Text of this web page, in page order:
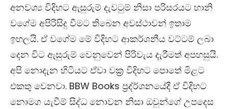
අනවශ්‍ය විදිහට ඇසුරුම් දැවටුම් නිසා පරිසරයට හානි
වගේම අපිරිසිදු වීමට තිබෙන අවස්ථාවන් ඉතාම
ඉහලයි. ඒ වගේම මේ විදිහට ආකර්ශනීය වට්ටම් ලබා
දෙන විට ඇසුරුම් වෙනුවෙන් පිරිවැය දැරීමත් අපහසුයි.
අපි නොදැන හිටියට ඒවා වක්‍ර විදිහට පොතේ මිළට
එකතු වෙනවා. BBW Books ප්‍රද්ර්ශනයේදී ඒ විදිහට
නොමග යැවීම් සිද්ධ නොවන නිසා ඔවුන්ගේ උපදෙස